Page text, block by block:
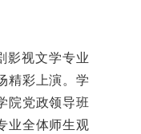
影视文学专业
精彩上演。学
院党政领导班
业全体师生观